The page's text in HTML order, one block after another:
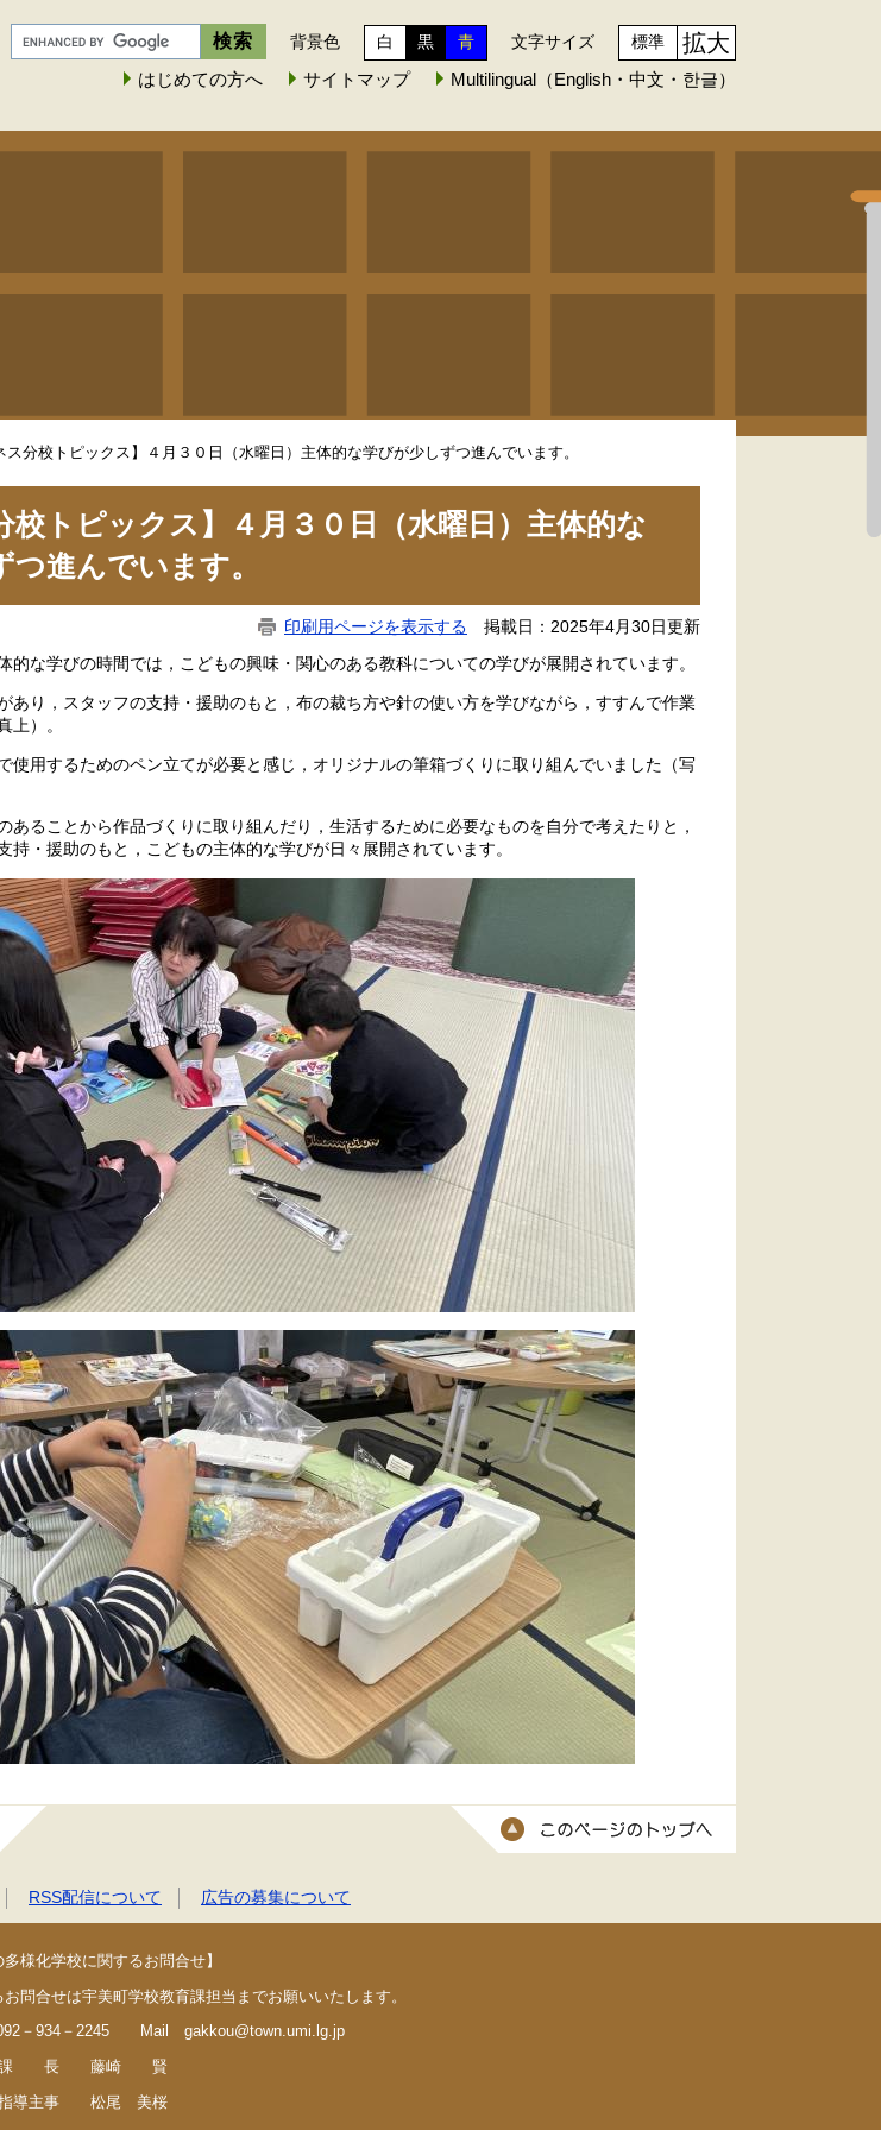
背景色 白 黒 青 文字サイズ 標準 拡大
はじめての方へ サイトマップ Multilingual（English・中文・한글）
ス分校トピックス】４月３０日（水曜日）主体的な学びが少しずつ進んでいます。
校トピックス】４月３０日（水曜日）主体的な
進んでいます。
印刷用ページを表示する 掲載日：2025年4月30日更新
な学びの時間では，こどもの興味・関心のある教科についての学びが展開されています。
り，スタッフの支持・援助のもと，布の裁ち方や針の使い方を学びながら，すすんで作業
上）。
用するためのペン立てが必要と感じ，オリジナルの筆箱づくりに取り組んでいました（写
ることから作品づくりに取り組んだり，生活するために必要なものを自分で考えたりと，
持・援助のもと，こどもの主体的な学びが日々展開されています。
RSS配信について 広告の募集について
多様化学校に関するお問合せ】
問合せは宇美町学校教育課担当までお願いいたします。
－934－2245 Mail gakkou@town.umi.lg.jp
長 藤崎 賢
導主事 松尾 美桜